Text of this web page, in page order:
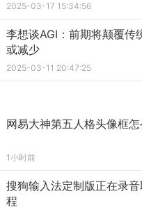
和英伟达芯片的依赖，
摆。
2019年成立以来，
车不仅是毫末智行的实
，更是其乘用车智能驾
3月，魏牌旗下的拿
长城汽车旗下的哈弗、
2025-03-17 15:34:56
李想谈AGI：前期将颠覆传
或减少
2025-03-11 20:47:25
网易大神第五人格头像框
1小时前
搜狗输入法定制版正在录
程